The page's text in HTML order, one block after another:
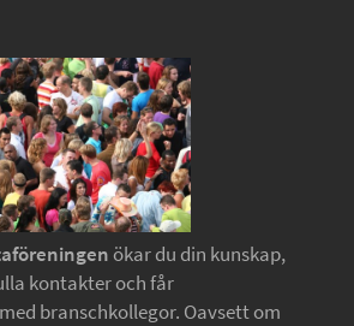
ökar du din kunskap,
kontakter och får
branschkollegor. Oavsett om